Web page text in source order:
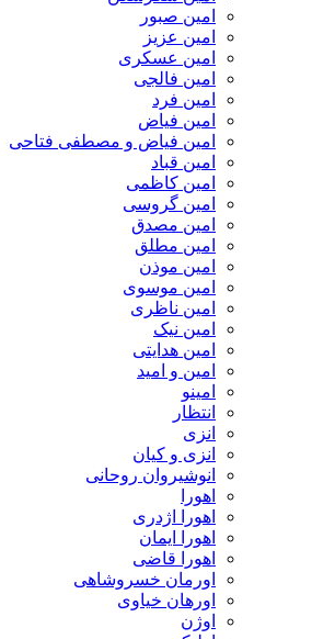
امین صبور
امین عزیز
امین عسکری
امین فالجی
امین فرد
امین فیاض
امین فیاض و مصطفی فتاحی
امین قباد
امین کاظمی
امین گروسی
امین مصدق
امین مطلق
امین موذن
امین موسوی
امین ناظری
امین نیک
امین هدایتی
امین و امید
امینو
انتظار
انزی
انزی و کیان
انوشیروان روحانی
اهورا
اهورا اژدری
اهورا ایمان
اهورا قاضی
اورمان خسروشاهی
اورهان خیاوی
اوژن